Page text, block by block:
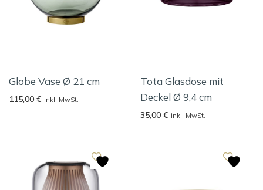
Globe Vase Ø 21 cm
115,00 € inkl. MwSt.
Tota Glasdose mit
Deckel Ø 9,4 cm
35,00 € inkl. MwSt.